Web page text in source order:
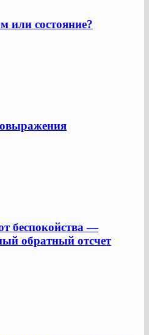
или состояние?
беспокойства —
обратный отсчет